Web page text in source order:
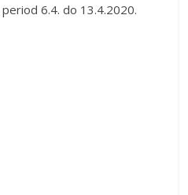
6.4. do 13.4.2020.